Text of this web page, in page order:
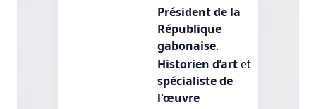
Président de la
République
gabonaise.
Historien d’artet
spécialiste de
l'œuvre